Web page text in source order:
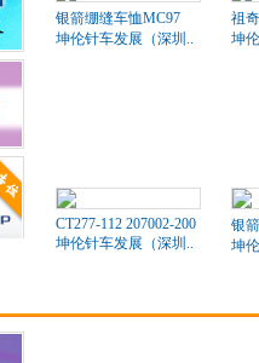
银箭绷缝车恤MC97
坤伦针车发展（深圳..
祖
坤
CT277-112 207002-200
坤伦针车发展（深圳..
银
坤